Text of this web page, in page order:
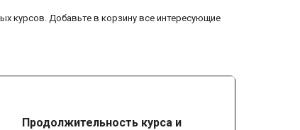
курсов. Добавьте в корзину все интересующие
Продолжительность курса и